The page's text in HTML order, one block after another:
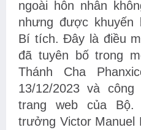
ngoài hôn nhân
nhưng được khuyến
Bí tích. Đây là điều
đã tuyên bố trong
Thánh Cha
13/12/2023 và
trang web của
trưởng Victor Manuel